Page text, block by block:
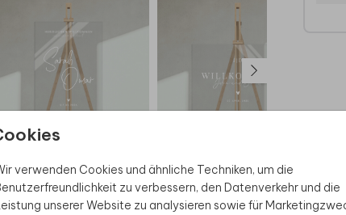
verwenden Cookies und ähnliche Techniken, um die
zu verbessern, den Datenverkehr und die
unserer Website zu analysieren sowie für
WILLKOMMENSSCHILD